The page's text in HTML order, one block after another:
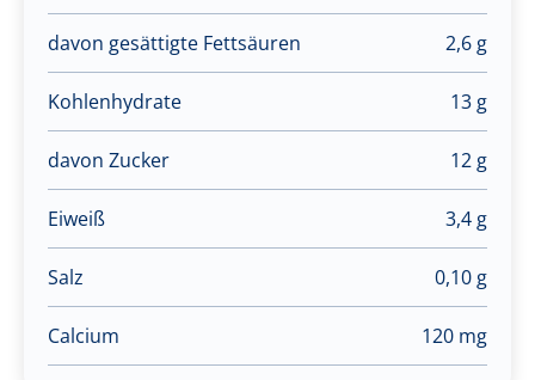
davon gesättigte Fettsäuren 2,6 g
Kohlenhydrate 13 g
davon Zucker 12 g
Eiweiß 3,4 g
Salz 0,10 g
Calcium 120 mg